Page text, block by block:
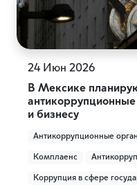
24 Июн 2026
В Мексике
антикоррупционные
и бизнесу
Антикоррупционные
Комплаенс
Коррупция в сфере